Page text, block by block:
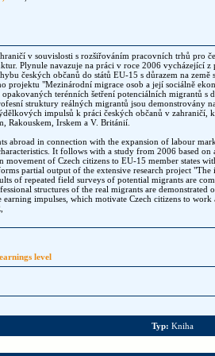
v souvislosti s rozšiřováním pracovních trhů pro
Plynule navazuje na práci v roce 2006 vycházející
českých občanů do států EU-15 s důrazem na země
projektu "Mezinárodní migrace osob a její sociálně
terénních šetření potenciálních migrantů s
struktury reálných migrantů jsou demonstrovány
impulsů k práci českých občanů v
Rakouskem, Irskem a V. Británií.
abroad in connection with the expansion of labour
It follows with a study from 2006 based
of Czech citizens to EU-15 member states
partial output of the extensive research project
of repeated field surveys of potential migrants are
structures of the real migrants are demonstrated
earning impulses, which motivate Czech citizens to
earnings level
Typ: Kniha